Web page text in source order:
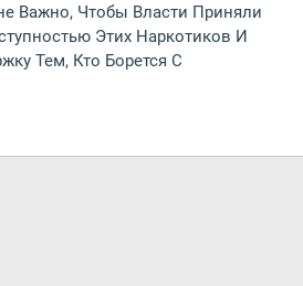
Важно, Чтобы Власти Приняли
Этих Наркотиков И
Тем, Кто Борется С